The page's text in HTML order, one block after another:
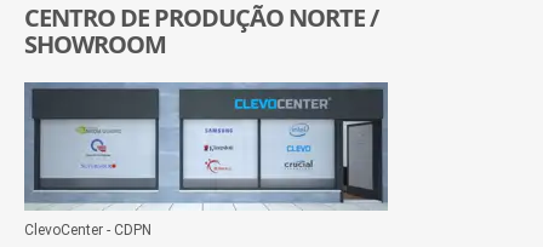
CENTRO DE PRODUÇÃO NORTE /
SHOWROOM
ClevoCenter - CDPN